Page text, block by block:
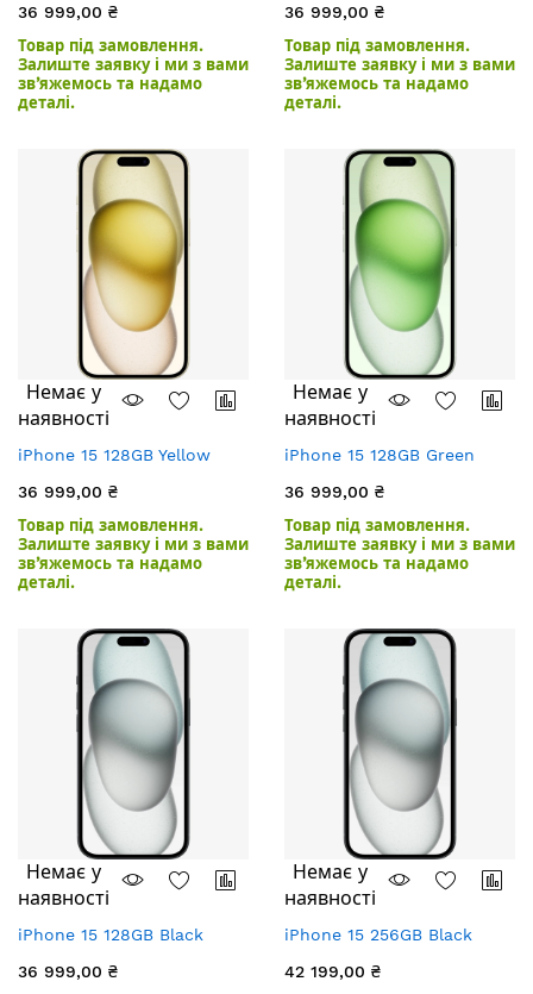
36 999,00 ₴
Товар під замовлення.
Залиште заявку і ми з вами
зв’яжемось та надамо
деталі.
36 999,00 ₴
Товар під замовлення.
Залиште заявку і ми з вами
зв’яжемось та надамо
деталі.
Немає у
наявності
iPhone 15 128GB Yellow
36 999,00 ₴
Товар під замовлення.
Залиште заявку і ми з вами
зв’яжемось та надамо
деталі.
Немає у
наявності
iPhone 15 128GB Green
36 999,00 ₴
Товар під замовлення.
Залиште заявку і ми з вами
зв’яжемось та надамо
деталі.
Немає у
наявності
iPhone 15 128GB Black
36 999,00 ₴
Немає у
наявності
iPhone 15 256GB Black
42 199,00 ₴